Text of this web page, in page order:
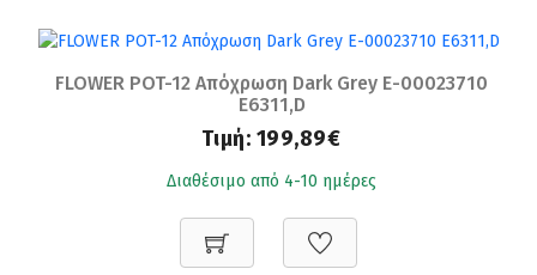
FLOWER POT-12 Απόχρωση Dark Grey Ε-00023710
Ε6311,D
Τιμή: 199,89€
Διαθέσιμο από 4-10 ημέρες